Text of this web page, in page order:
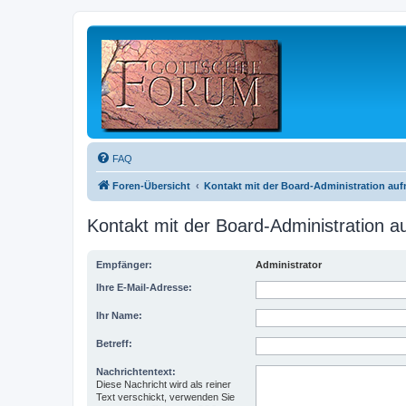
FAQ
Foren-Übersicht Kontakt mit der Board-Administration
Kontakt mit der Board-Administration
Empfänger: Administrator
Ihre E-Mail-Adresse:
Ihr Name:
Betreff:
Nachrichtentext:
Diese Nachricht wird als reiner
Text verschickt, verwenden Sie